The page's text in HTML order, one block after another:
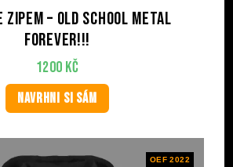
zipem – Old School Metal
Forever!!!
1200 Kč
NAVRHNI SI SÁM
OEF 2022